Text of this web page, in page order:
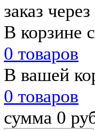
заказ
В корзине
0 товаров
В вашей
0 товаров
сумма 0